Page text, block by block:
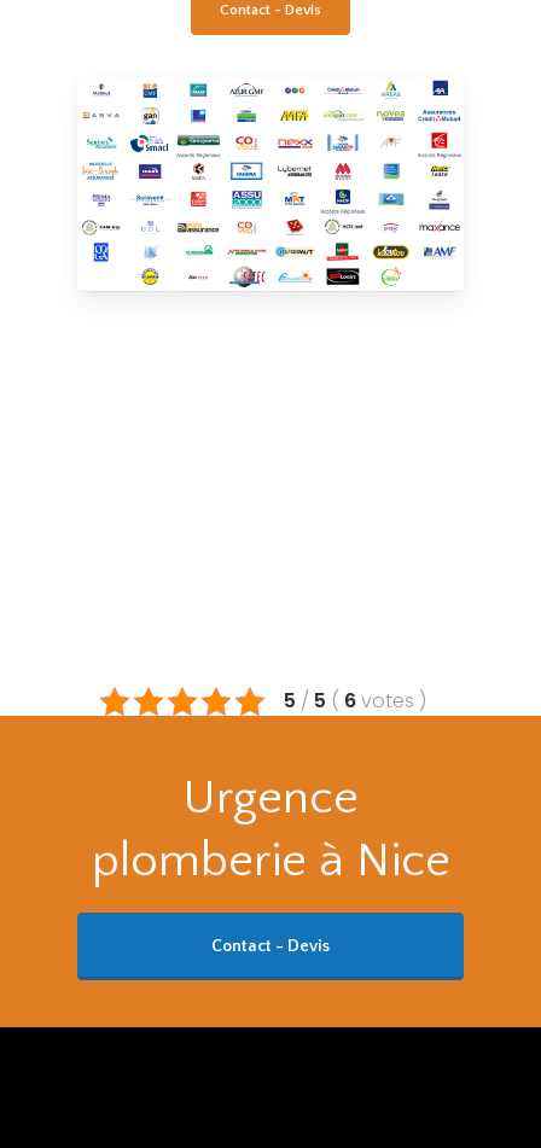
Contact - Devis
5 / 5 ( 6votes )
Urgence
plomberie à Nice
Contact - Devis